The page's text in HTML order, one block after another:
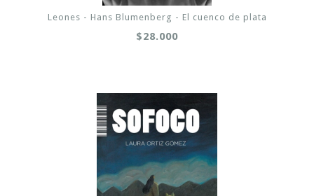
Leones - Hans Blumenberg - El cuenco de plata
$28.000